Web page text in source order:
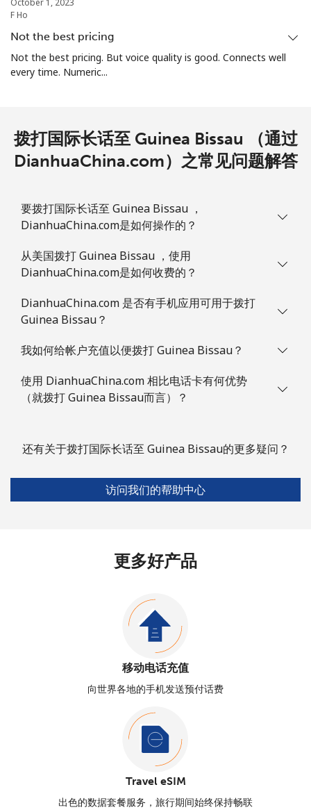
October 1, 2023
F Ho
Not the best pricing
Not the best pricing. But voice quality is good. Connects well
every time. Numeric...
拨打国际长话至 Guinea Bissau （通过
DianhuaChina.com）之常见问题解答
要拨打国际长话至 Guinea Bissau ，
DianhuaChina.com是如何操作的？
从美国拨打 Guinea Bissau ，使用
DianhuaChina.com是如何收费的？
DianhuaChina.com 是否有手机应用可用于拨打
Guinea Bissau？
我如何给帐户充值以便拨打 Guinea Bissau？
使用 DianhuaChina.com 相比电话卡有何优势
（就拨打 Guinea Bissau而言）？
还有关于拨打国际长话至 Guinea Bissau的更多疑问？
访问我们的帮助中心
更多好产品
移动电话充值
向世界各地的手机发送预付话费
Travel eSIM
出色的数据套餐服务，旅行期间始终保持畅联